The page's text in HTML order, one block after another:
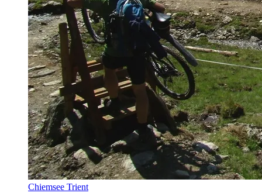
Chiemsee Trient